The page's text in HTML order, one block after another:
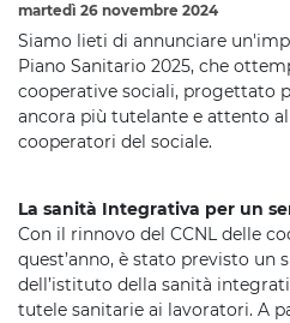
martedì 26 novembre 2024
Siamo lieti di annunciare
Piano Sanitario 2025, che
cooperative sociali, progettato
ancora più tutelante e attento
cooperatori del sociale.
La sanità Integrativa per un
Con il rinnovo del CCNL delle
quest’anno, è stato previsto
dell’istituto della sanità
tutele sanitarie ai lavoratori. A